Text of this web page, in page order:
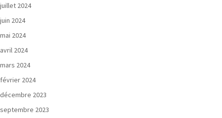
juillet 2024
juin 2024
mai 2024
avril 2024
mars 2024
février 2024
décembre 2023
septembre 2023